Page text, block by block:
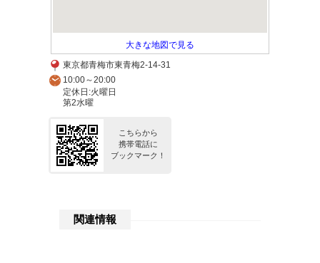
大きな地図で見る
東京都青梅市東青梅2-14-31
10:00～20:00
定休日:火曜日
第2水曜
こちらから
携帯電話に
ブックマーク！
関連情報